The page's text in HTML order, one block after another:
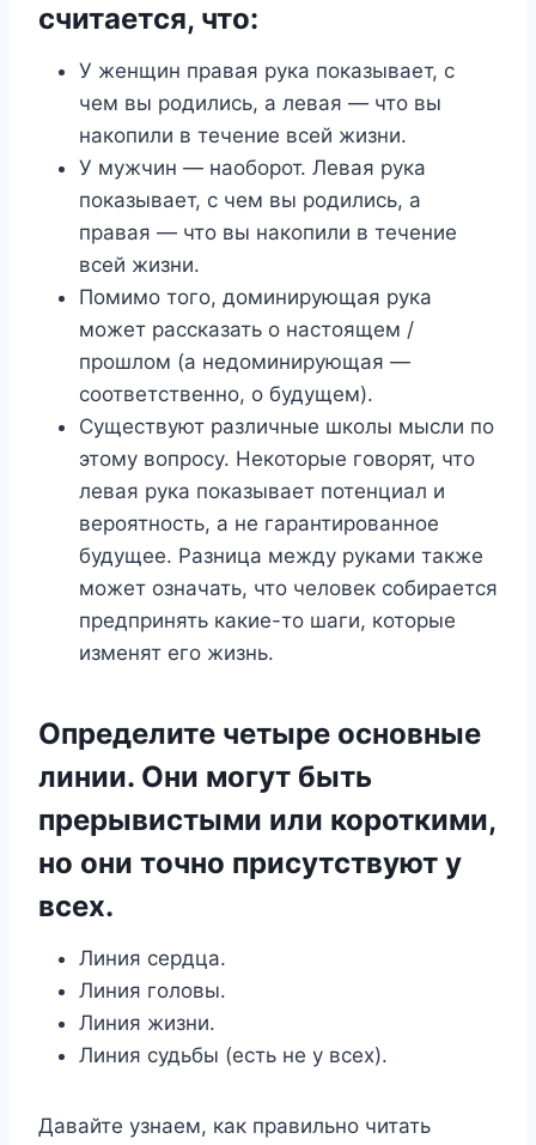
считается, что:
У женщин правая рука показывает, с
чем вы родились, а левая — что вы
накопили в течение всей жизни.
У мужчин — наоборот. Левая рука
показывает, с чем вы родились, а
правая — что вы накопили в течение
всей жизни.
Помимо того, доминирующая рука
может рассказать о настоящем /
прошлом (а недоминирующая —
соответственно, о будущем).
Существуют различные школы мысли по
этому вопросу. Некоторые говорят, что
левая рука показывает потенциал и
вероятность, а не гарантированное
будущее. Разница между руками также
может означать, что человек собирается
предпринять какие-то шаги, которые
изменят его жизнь.
Определите четыре основные
линии. Они могут быть
прерывистыми или короткими,
но они точно присутствуют у
всех.
Линия сердца.
Линия головы.
Линия жизни.
Линия судьбы (есть не у всех).
Давайте узнаем, как правильно читать